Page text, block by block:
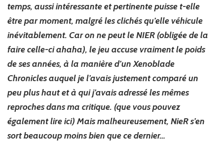
temps, aussi intéressante et pertinente puisse t-elle
être par moment, malgré les clichés qu’elle véhicule
inévitablement. Car on ne peut le NIER (obligée de la
faire celle-ci ahaha), le jeu accuse vraiment le poids
de ses années, à la manière d’un Xenoblade
Chronicles auquel je l’avais justement comparé un
peu plus haut et à qui j’avais adressé les mêmes
reproches dans ma critique. (que vous pouvez
également lire ici) Mais malheureusement, NieR s’en
sort beaucoup moins bien que ce dernier…